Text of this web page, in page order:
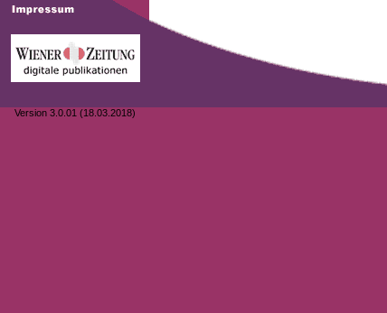
Version 3.0.01 (18.03.2018)